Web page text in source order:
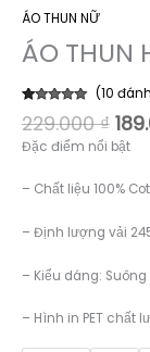
ÁO THUN NỮ
ÁO THUN
dựa trên
(10
229.000₫ Giá
gốc
Đặc điểm nổi bật
– Chất liệu 100%
– Định lượng vải
– Kiểu dáng:
– Hình in PET chất